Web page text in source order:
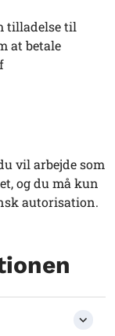
tilladelse til
at betale
vil arbejde som
og du må kun
autorisation.